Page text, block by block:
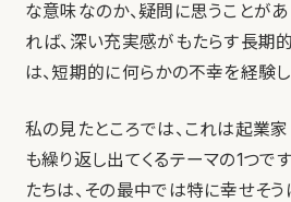
な意味なのか、疑問に思うことが
れば、深い充実感がもたらす長期
は、短期的に何らかの不幸を経験
私の見たところでは、これは起業
も繰り返し出てくるテーマの1つで
たちは、その最中では特に幸せそ